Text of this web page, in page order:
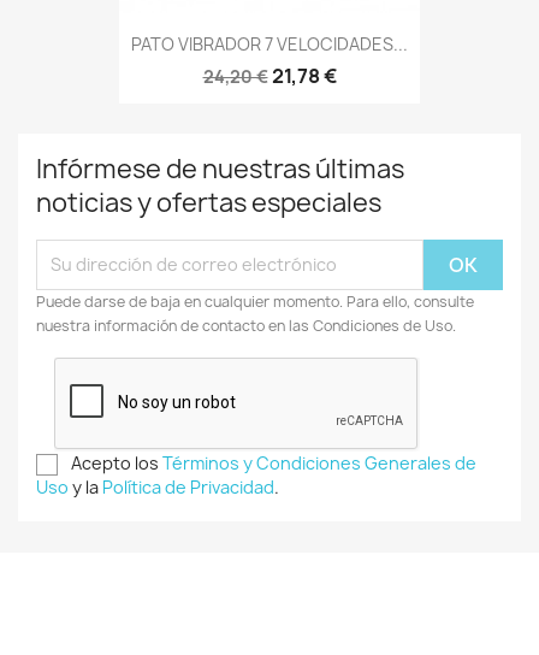
PATO VIBRADOR 7 VELOCIDADES...
24,20 €21,78 €
Infórmese de nuestras últimas
noticias y ofertas especiales
Puede darse de baja en cualquier momento. Para ello, consulte
nuestra información de contacto en las Condiciones de Uso.
Acepto los Términos y Condiciones Generales de
Uso y la Política de Privacidad.